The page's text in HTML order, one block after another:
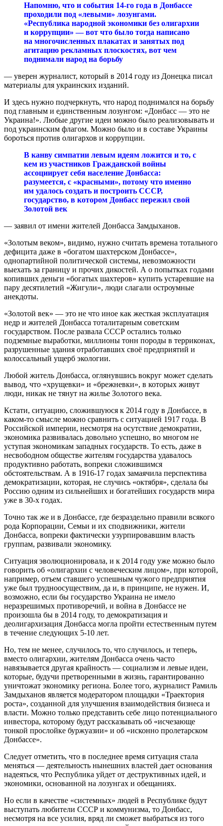
Напомню, что и события 14-го года в Донбассе
проходили под «левыми» лозунгами.
«Республика народной экономики без олигархии
и коррупции» — вот что было тогда написано
на многочисленных плакатах и занятых под
агитацию рекламных плоскостях, вот чем
поднимали народ на борьбу
— уверен журналист, который в 2014 году из Донецка писал
материалы для украинских изданий.
И здесь нужно подчеркнуть, что народ поднимался на борьбу
под главным и единственным лозунгом: «Донбасс — это не
Украина!». Любые другие идеи можно было реализовывать и
под украинским флагом. Можно было и в составе Украины
бороться против олигархов и коррупции.
В канву симпатии левым идеям ложится и то, с
кем из участников Гражданской войны
ассоциирует себя население Донбасса:
разумеется, с «красными», потому что именно
им удалось создать и построить СССР,
государство, в котором Донбасс пережил свой
Золотой век
— заявил от имени жителей Донбасса Замдыханов.
«Золотым веком», видимо, нужно считать времена тотального
дефицита даже в «богатом шахтерском Донбассе»,
однопартийной политической системы, невозможности
выехать за границу и прочих дикостей. А о попытках годами
копивших деньги «богатых шахтеров» купить устаревшие на
пару десятилетий «Жигули», люди слагали остроумные
анекдоты.
«Золотой век» — это не что иное как жесткая эксплуатация
недр и жителей Донбасса тоталитарным советским
государством. После развала СССР остались только
подземные выработки, миллионы тонн породы в терриконах,
разрушенные здания отработавших своё предприятий и
колоссальный ущерб экологии.
Любой житель Донбасса, оглянувшись вокруг может сделать
вывод, что «хрущевки» и «брежневки», в которых живут
люди, никак не тянут на жилье Золотого века.
Кстати, ситуацию, сложившуюся к 2014 году в Донбассе, в
каком-то смысле можно сравнить с ситуацией 1917 года. В
Российской империи, несмотря на осутствие демократии,
экономика развивалась довольно успешно, во многом не
уступая экономикам западных государств. То есть, даже в
несвободном обществе жителям государства удавалось
продуктивно работать, вопреки сложившимся
обстоятельствам. А в 1916-17 годах замаячила перспектива
демократизации, которая, не случись «октября», сделала бы
Россию одним из сильнейших и богатейших государств мира
уже в 30-х годах.
Точно так же и в Донбассе, где безраздельно правили всякого
рода Корпорации, Семьи и их сподвижники, жители
Донбасса, вопреки фактически узурпировавшим власть
группам, развивали экономику.
Ситуация эволюционировала, и к 2014 году уже можно было
говорить об «олигархии с человеческим лицом», при которой,
например, отъем ставшего успешным чужого предприятия
уже был трудноосуществим, да и, в принципе, не нужен. И,
возможно, если бы государство Украина не имело
неразрешимых противоречий, и война в Донбассе не
произошла бы в 2014 году, то демократизация и
деолигархизация Донбасса могла пройти естественным путем
в течение следующих 5-10 лет.
Но, тем не менее, случилось то, что случилось, и теперь,
вместо олигархии, жителям Донбасса очень часто
навязывается другая крайность — социализм и левые идеи,
которые, будучи претворенными в жизнь, гарантированно
уничтожат экономику региона. Более того, журналист Рамиль
Замдыханов является модератором площадки «Траектория
роста», созданной для улучшения взаимодействия бизнеса и
власти. Можно только представить себе лицо потенциального
инвестора, которому будут рассказывать об «исчезающе
тонкой прослойке буржуазии» и об «исконно пролетарском
Донбассе».
Следует отметить, что в последнее время ситуация стала
меняться — деятельность нынешних властей дает основания
надеяться, что Республика уйдет от деструктивных идей, и
экономики, основанной на лозунгах и обещаниях.
Но если в качестве «системных» людей в Республике будут
выступать любители СССР и коммунизма, то Донбасс,
несмотря на все усилия, вряд ли сможет выбраться из того